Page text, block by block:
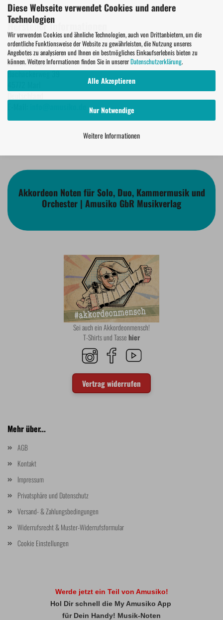
Diese Webseite verwendet Cookies und andere
Technologien
Wir verwenden Cookies und ähnliche Technologien, auch von Drittanbietern, um die
ordentliche Funktionsweise der Website zu gewährleisten, die Nutzung unseres
Angebotes zu analysieren und Ihnen ein bestmögliches Einkaufserlebnis bieten zu
können. Weitere Informationen finden Sie in unsererDatenschutzerklärung.
Alle Akzeptieren
Nur Notwendige
Weitere Informationen
Hersteller Informationen
Heck Musikverlag
Amusiko GbR
Bachackerweg 39
Akkordeon Noten für Solo, Duo, Kammermusik und
Orchester | Amusiko GbR Musikverlag
Sei auch ein Akkordeonmensch!
T-Shirts und Tassehier
Vertrag widerrufen
Mehr über...
AGB
Kontakt
Impressum
Privatsphäre und Datenschutz
Versand- & Zahlungsbedingungen
Widerrufsrecht & Muster-Widerrufsformular
Cookie Einstellungen
Werde jetzt ein Teil von Amusiko!
Hol Dir schnell die My Amusiko App
für Dein Handy! Musik-Noten